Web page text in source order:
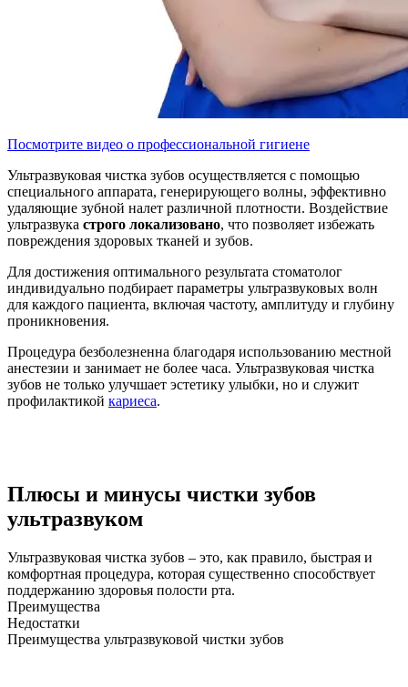
Посмотрите видео о профессиональной гигиене
Ультразвуковая чистка зубов осуществляется с помощью
специального аппарата, генерирующего волны, эффективно
удаляющие зубной налет различной плотности. Воздействие
ультразвука строго локализовано, что позволяет избежать
повреждения здоровых тканей и зубов.
Для достижения оптимального результата стоматолог
индивидуально подбирает параметры ультразвуковых волн
для каждого пациента, включая частоту, амплитуду и глубину
проникновения.
Процедура безболезненна благодаря использованию местной
анестезии и занимает не более часа. Ультразвуковая чистка
зубов не только улучшает эстетику улыбки, но и служит
профилактикой кариеса.
Плюсы и минусы чистки зубов
ультразвуком
Ультразвуковая чистка зубов – это, как правило, быстрая и
комфортная процедура, которая существенно способствует
поддержанию здоровья полости рта.
Преимущества
Недостатки
Преимущества ультразвуковой чистки зубов